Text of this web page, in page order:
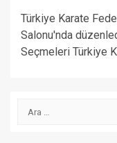
Türkiye Karate
Salonu'nda
Seçmeleri Türkiye
Arama: